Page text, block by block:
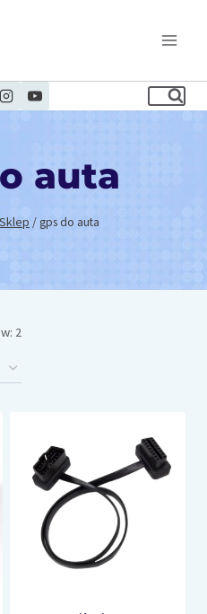
auta
Sklep /gps do auta
2
popularności